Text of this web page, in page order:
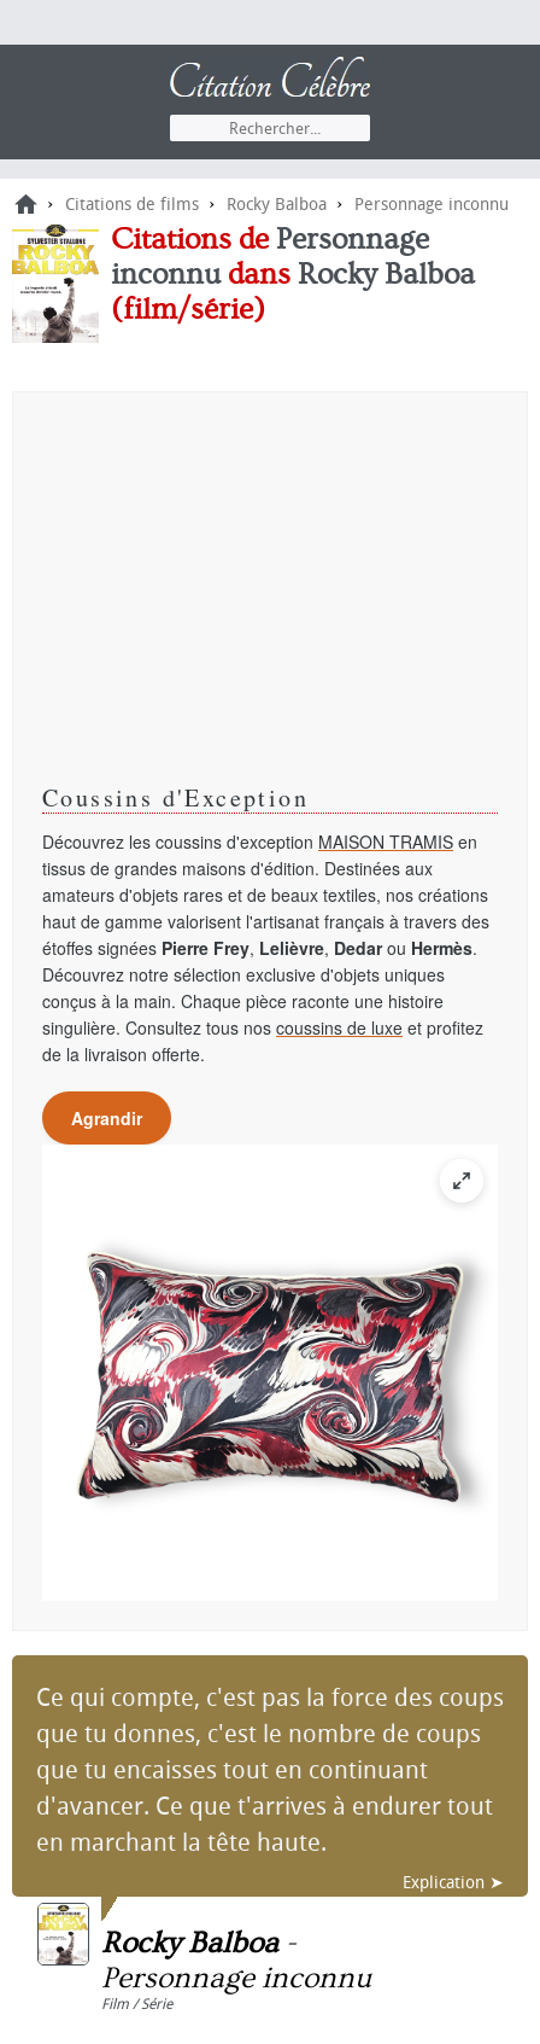
› Citations de films › Rocky Balboa › Personnage inconnu
Citations de Personnage
inconnudans Rocky Balboa
(film/série)
Coussins d'Exception
Découvrez les coussins d'exception MAISON TRAMIS en
tissus de grandes maisons d'édition. Destinées aux
amateurs d'objets rares et de beaux textiles, nos créations
haut de gamme valorisent l'artisanat français à travers des
étoffes signées Pierre Frey, Lelièvre, Dedarou Hermès.
Découvrez notre sélection exclusive d'objets uniques
conçus à la main. Chaque pièce raconte une histoire
singulière. Consultez tous nos coussins de luxe et profitez
de la livraison offerte.
Agrandir
Ce qui compte, c'est pas la force des coups
que tu donnes, c'est le nombre de coups
que tu encaisses tout en continuant
d'avancer. Ce que t'arrives à endurer tout
en marchant la tête haute.
Explication ➤
Rocky Balboa-
Personnage inconnu
Film / Série